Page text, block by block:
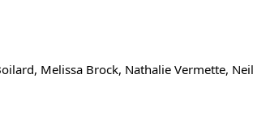
Melissa Brock, Nathalie Vermette,